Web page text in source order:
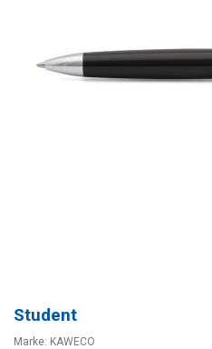
Student
Marke: KAWECO